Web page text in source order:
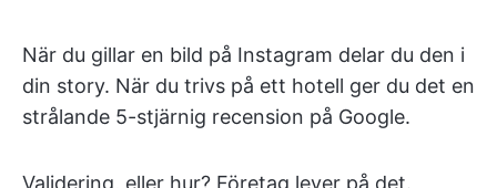
När du gillar en bild på Instagram delar du den i
din story. När du trivs på ett hotell ger du det en
strålande 5-stjärnig recension på Google.
Validering, eller hur? Företag lever på det.